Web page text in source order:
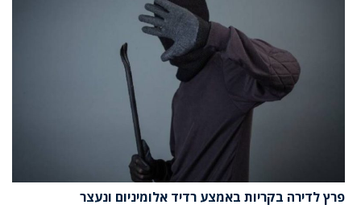
פרץ לדירה בקריות באמצע רדיד אלומיניום ונעצר